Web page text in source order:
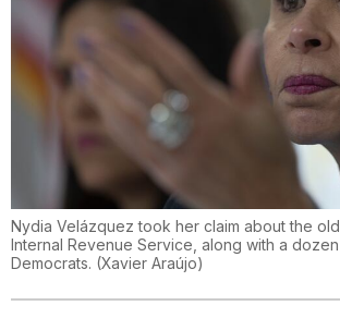
Nydia Velázquez took her claim about the
Internal Revenue Service, along with a
Democrats. (Xavier Araújo)